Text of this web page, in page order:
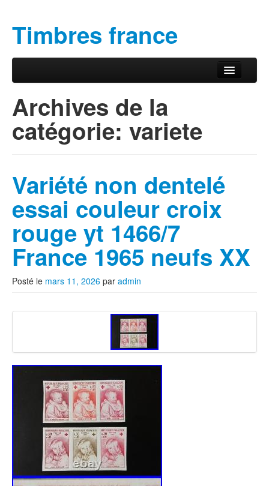
Timbres france
Menu principal
Archives de la
catégorie: variete
Variété non dentelé
essai couleur croix
rouge yt 1466/7
France 1965 neufs XX
Posté le mars 11, 2026 par admin